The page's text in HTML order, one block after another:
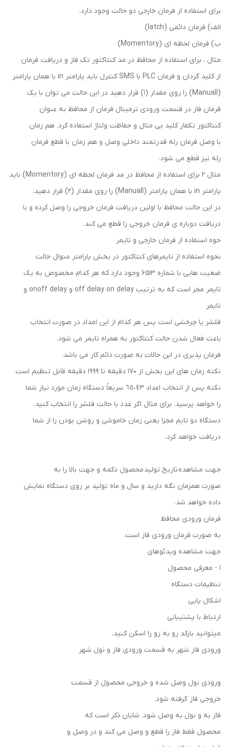
برای استفاده از فرمان خارجی دو حالت وجود دارد.
الف) فرمان دائمی (latch)
ب) فرمان لحظه ای (Momentory)
مثال ، برای استفاده از محافظ در مد کنتاکتور تک فاز و دریافت فرمان
از کلید گردان و فرمان PLC با SMS کنترل باید پارامتر in با همان پارامتر
(Manuall) را روی مقدار (1) قرار دهید در این حالت می توان با یک
فرمان فاز در قسمت ورودی ترمینال فرمان از محافظ به عنوان
کنتاکتور تکفار کلید بی مثال و حفاظت ولتاژ استفاده کرد. هم زمان
با وصل فرمان رله قدرتمند داخلی وصل و هم زمان با قطع فرمان
رله نیز قطع می شود.
مثال ۲ برای استفاده از محافظ در مد فرمان لحظه ای (Momentory) باید
پارامتر in با همان پارامتر (Manuall) را روی مقدار (۲) قرار دهید.
در این حالت محافظ با اولین دریافت فرمان خروجی را وصل کرده و با
دریافت دوباره ی فرمان خروجی را قطع می کند.
حوه استفاده از فرمان خارجی و تایمر
نحوه استفاده از تایمرهای کنتاکتور در بخش پارامتر منوال حالت
ضعیت هایی با شماره ۶۵۱۳ وجود دارد که هر کدام مخصوص به یک
تایمر مجز است که به ترتیب off delay on delay و onoff delay و
تایمر
فلشر یا چرخشی است پس هر کدام از این امداد در صورت انتخاب
باعث فعال شدن حالت کنتاکتور به همراه تایمر می شود.
فرمان پذیری در این حالات به صورت دائم کار می باشد.
نکته زمان های این بخش از ۱۷۰ دقیقه تا ۱۹۹۹ دقیقه قابل تنظیم است.
نکته پس از انتخاب اعداد ٦٥٠٤٣ سریعاً دستگاه زمان مورد نیاز شما
را خواهد پرسید. برای مثال اگر عدد با حالت فلشر را انتخاب کنید.
دستگاه دو تایم مجزا یعنی زمان خاموشی و روشن بودن را از شما
دریافت خواهد کرد.
جهت مشاهده تاریخ تولید محصول دکمه و جهت بالا را به
صورت همزمان نگه دارید و سال و ماه تولید بر روی دستگاه نمایش
داده خواهد شد.
فرمان ورودی محافظ
به صورت فرمان ورودی فاز است.
جهت مشاهده ویدئوهای
ا - معرفی محصول
تنظیمات دستگاه
اشکال پایی
ارتباط با پشتیبانی
میتوانید بارکد رو به رو را اسکن کنید.
ورودی فاز شهر به قسمت ورودی فاز و نول شهر
ورودی نول وصل شده و خروجی محصول از قسمت
خروجی فاز گرفته شود.
فاز به و نول به وصل شود. شایان ذکر است که
محصول فقط فاز را قطع و وصل می کند و در وصل و